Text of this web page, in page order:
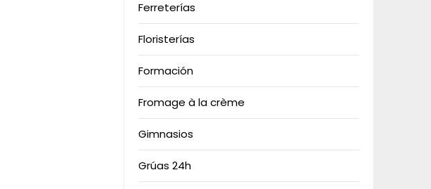
Ferreterías
Floristerías
Formación
Fromage à la crème
Gimnasios
Grúas 24h